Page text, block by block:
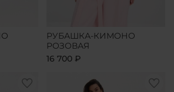
РУБАШКА-КИМОНО
РОЗОВАЯ
16 700 ₽